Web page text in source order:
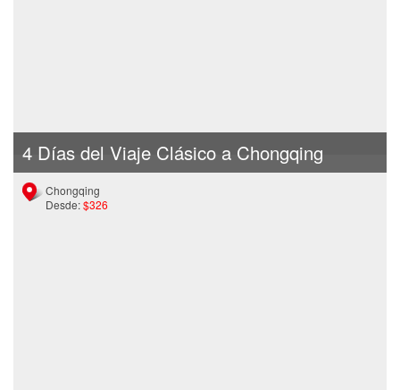
4 Días del Viaje Clásico a Chongqing
Chongqing
Desde:$326